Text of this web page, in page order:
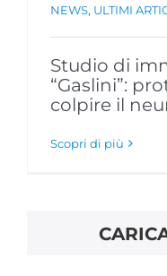
NEWS, ULTIMI
Studio di
“Gaslini”:
colpire il
Scopri di più